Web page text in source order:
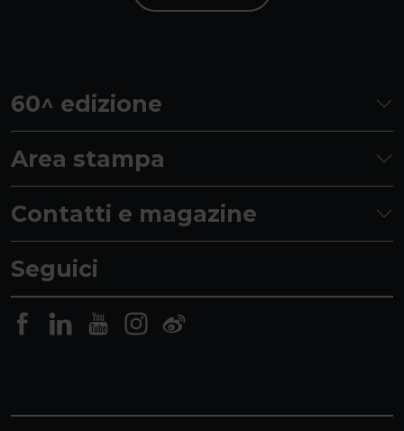
60^ edizione
Area stampa
Contatti e magazine
Seguici